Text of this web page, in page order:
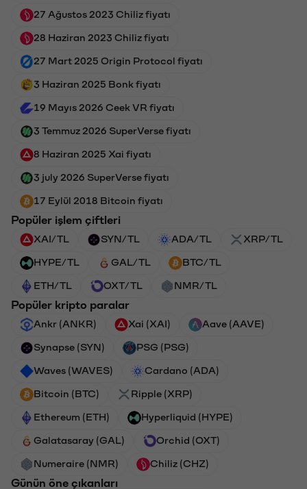
27 Ağustos 2023 Chiliz fiyatı
28 Haziran 2023 Chiliz fiyatı
27 Mart 2025 Origin Protocol fiyatı
3 Haziran 2025 Bonk fiyatı
19 Mayıs 2026 Ceek VR fiyatı
3 Temmuz 2026 SuperVerse fiyatı
8 Haziran 2025 Xai fiyatı
3 july 2026 SuperVerse fiyatı
17 Eylül 2018 Bitcoin fiyatı
Popüler işlem çiftleri
XAI/TL SYN/TL ADA/TL XRP/TL
HYPE/TL GAL/TL BTC/TL
ETH/TL OXT/TL NMR/TL
Popüler kripto paralar
Ankr (ANKR) Xai (XAI) Aave (AAVE)
Synapse (SYN) PSG (PSG)
Waves (WAVES) Cardano (ADA)
Bitcoin (BTC) Ripple (XRP)
Ethereum (ETH) Hyperliquid (HYPE)
Galatasaray (GAL) Orchid (OXT)
Numeraire (NMR) Chiliz (CHZ)
Günün öne çıkanları